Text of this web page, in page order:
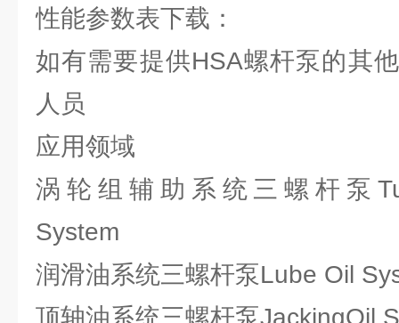
性能参数表下载：
如有需要提供HSA螺杆泵的其
人员
应用领域
涡轮组辅助系统三螺杆泵
System
润滑油系统三螺杆泵Lube Oil
顶轴油系统三螺杆泵JackingOil